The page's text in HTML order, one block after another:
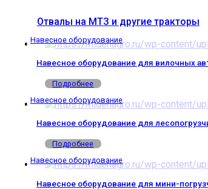
Отвалы на МТЗ и другие тракторы
Навесное оборудование
Навесное оборудование для вилочных
Подробнее
Навесное оборудование
Навесное оборудование для
Подробнее
Навесное оборудование
Навесное оборудование для мини-